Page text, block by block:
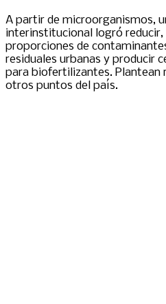
A partir de microorganismos,
interinstitucional logró reducir,
proporciones de
residuales urbanas y producir
para biofertilizantes. Plantean
otros puntos del país.